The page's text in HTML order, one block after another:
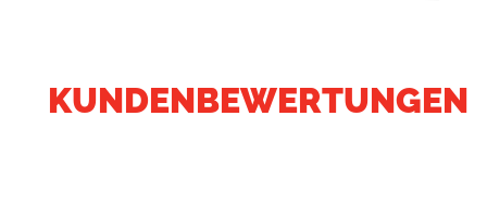
KUNDENBEWERTUNGEN